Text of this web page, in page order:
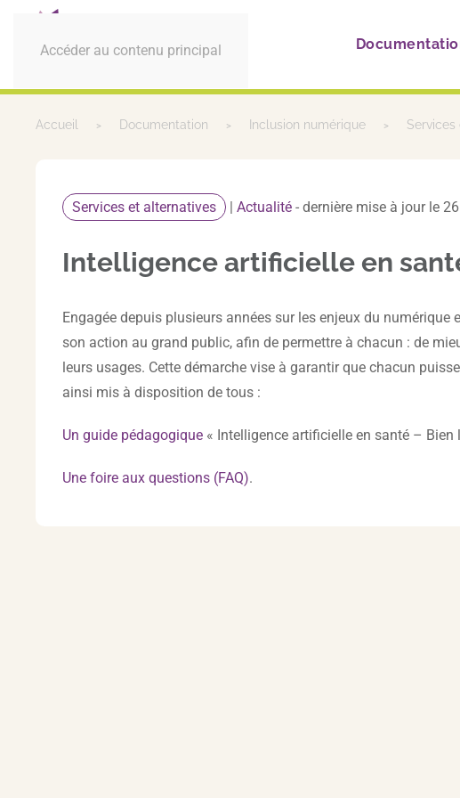
Accéder au contenu principal
Accueil Documentation Inclusion numérique
Services et alternatives | Actualité - dernière mise à jour le
Intelligence artificielle en
Engagée depuis plusieurs années sur les enjeux du
son action au grand public, afin de permettre à chacun : de
leurs usages. Cette démarche vise à garantir que chacun
ainsi mis à disposition de tous :
Un guide pédagogique « Intelligence artificielle en santé – Bien
Une foire aux questions (FAQ).